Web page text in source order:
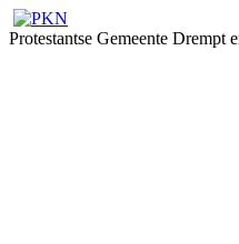
Protestantse Gemeente Drempt